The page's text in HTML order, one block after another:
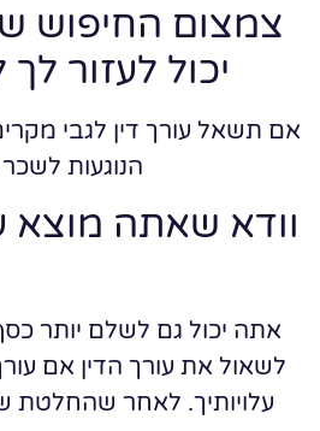
צמצום החיפוש
יכול לעזור
אם תשאל עורך דין לגבי
הנוגעות
וודא שאתה מוצא
אתה יכול גם לשלם יותר
לשאול את עורך הדין אם
עלויותיך. לאחר שהחלטת